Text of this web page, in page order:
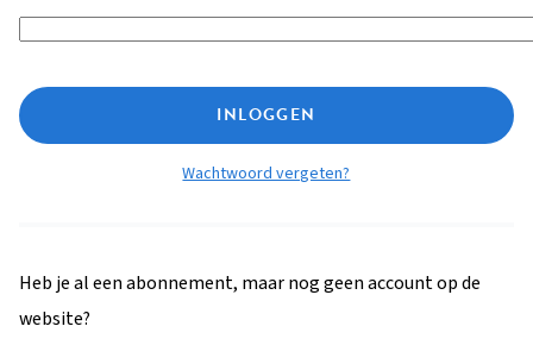
INLOGGEN
Wachtwoord vergeten?
Heb je al een abonnement, maar nog geen account op de
website?